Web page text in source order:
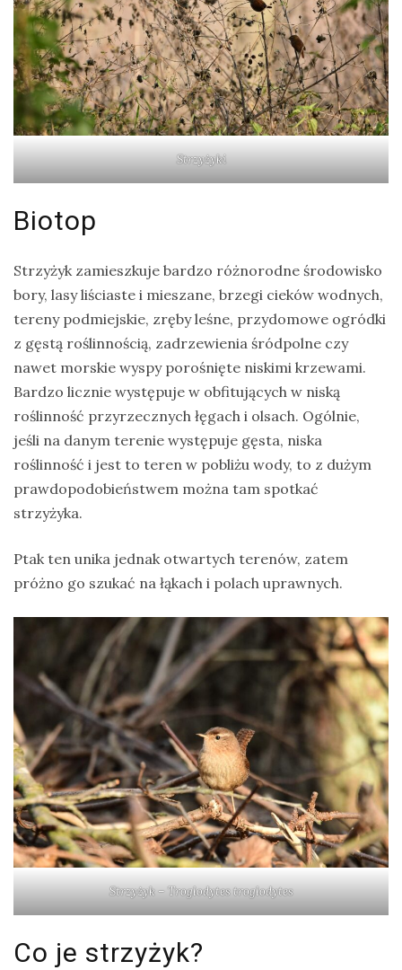
Strzyżyki
Biotop
Strzyżyk zamieszkuje bardzo różnorodne środowisko
bory, lasy liściaste i mieszane, brzegi cieków wodnych,
tereny podmiejskie, zręby leśne, przydomowe ogródki
z gęstą roślinnością, zadrzewienia śródpolne czy
nawet morskie wyspy porośnięte niskimi krzewami.
Bardzo licznie występuje w obfitujących w niską
roślinność przyrzecznych łęgach i olsach. Ogólnie,
jeśli na danym terenie występuje gęsta, niska
roślinność i jest to teren w pobliżu wody, to z dużym
prawdopodobieństwem można tam spotkać
strzyżyka.
Ptak ten unika jednak otwartych terenów, zatem
próżno go szukać na łąkach i polach uprawnych.
Strzyżyk – Troglodytes troglodytes
Co je strzyżyk?